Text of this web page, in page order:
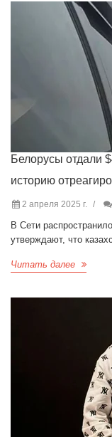
Белорусы отдали
историю
2 апреля 2025 г.
В Сети
утверждают, что
Читать далее